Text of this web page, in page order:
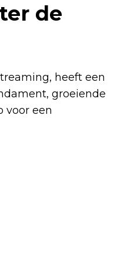
de
heeft een
groeiende
voor een